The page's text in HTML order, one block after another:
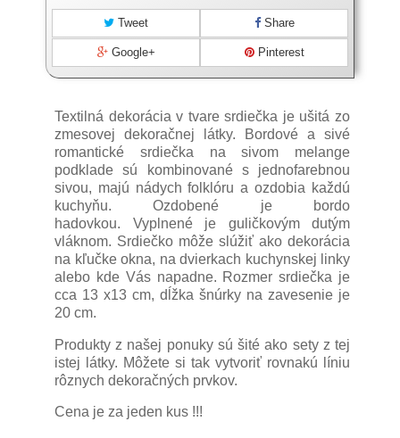
Tweet Share
Google+ Pinterest
Textilná dekorácia v tvare srdiečka je ušitá zo
zmesovej dekoračnej látky. Bordové a sivé
romantické srdiečka na sivom melange
podklade sú kombinované s jednofarebnou
sivou, majú nádych folklóru a ozdobia každú
kuchyňu. Ozdobené je bordo
hadovkou. Vyplnené je guličkovým dutým
vláknom. Srdiečko môže slúžiť ako dekorácia
na kľučke okna, na dvierkach kuchynskej linky
alebo kde Vás napadne. Rozmer srdiečka je
cca 13 x13 cm, dĺžka šnúrky na zavesenie je
20 cm.
Produkty z našej ponuky sú šité ako sety z tej
istej látky. Môžete si tak vytvoriť rovnakú líniu
rôznych dekoračných prvkov.
Cena je za jeden kus !!!